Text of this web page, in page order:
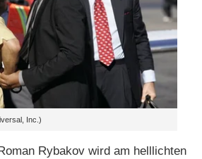
Inc.)
Rybakov wird am helllichten